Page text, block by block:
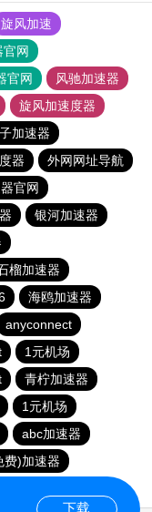
旋风加速
官网
官网
风驰加速器
旋风加速度器
加速器
器
外网网址导航
官网
银河加速器
榴加速器
海鸥加速器
anyconnect
1元机场
青柠加速器
1元机场
abc加速器
费)加速器
下载